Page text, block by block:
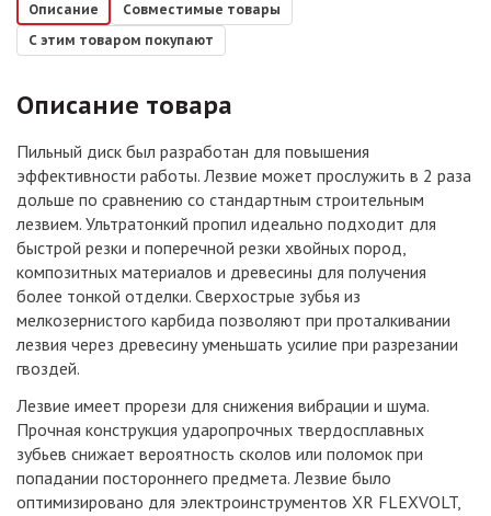
Описание
Совместимые товары
С этим товаром покупают
Описание товара
Пильный диск был разработан для повышения
эффективности работы. Лезвие может прослужить в 2 раза
дольше по сравнению со стандартным строительным
лезвием. Ультратонкий пропил идеально подходит для
быстрой резки и поперечной резки хвойных пород,
композитных материалов и древесины для получения
более тонкой отделки. Сверхострые зубья из
мелкозернистого карбида позволяют при проталкивании
лезвия через древесину уменьшать усилие при разрезании
гвоздей.
Лезвие имеет прорези для снижения вибрации и шума.
Прочная конструкция ударопрочных твердосплавных
зубьев снижает вероятность сколов или поломок при
попадании постороннего предмета. Лезвие было
оптимизировано для электроинструментов XR FLEXVOLT,